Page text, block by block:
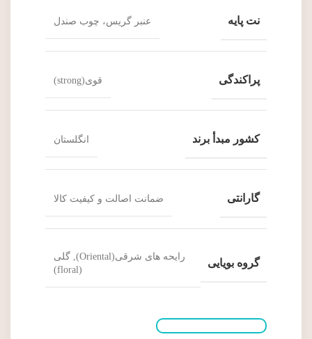
نت پایه عنبر گریس، چوب صندل
پراکندگی قوی(strong)
کشور مبدأ برند انگلستان
گارانتی ضمانت اصالت و کیفیت کالا
گروه بویایی
رایحه های شرقی(Oriental), گلی
(floral)